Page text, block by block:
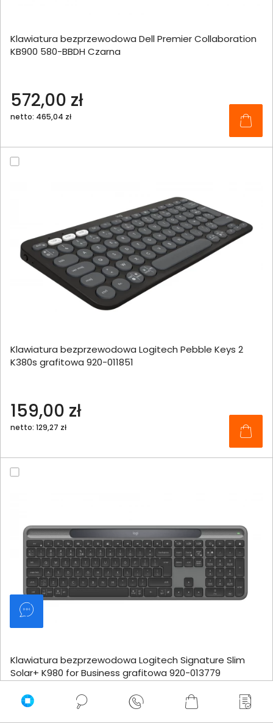
Klawiatura bezprzewodowa Dell Premier Collaboration
KB900 580-BBDH Czarna
572,00 zł
netto: 465,04 zł
Klawiatura bezprzewodowa Logitech Pebble Keys 2
K380s grafitowa 920-011851
159,00 zł
netto: 129,27 zł
Klawiatura bezprzewodowa Logitech Signature Slim
Solar+ K980 for Business grafitowa 920-013779